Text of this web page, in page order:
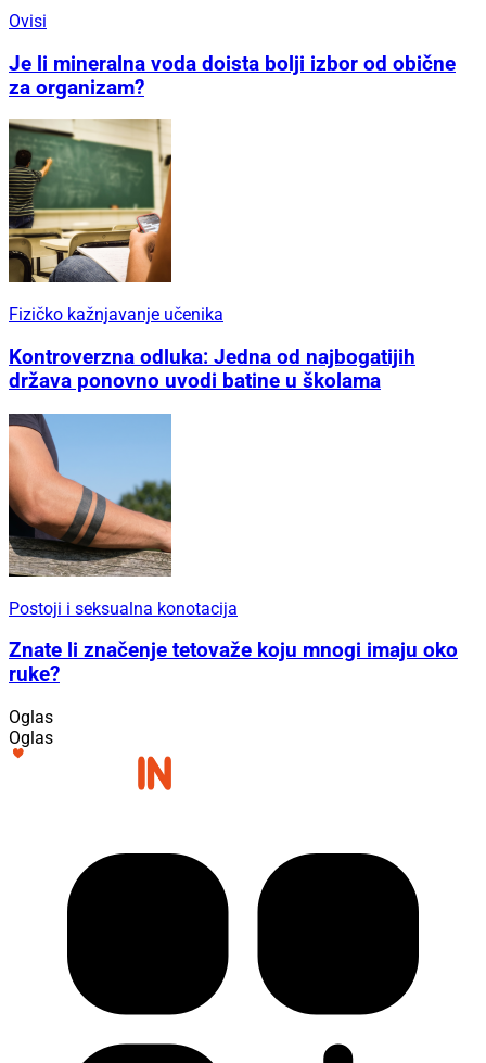
Ovisi
Je li mineralna voda doista bolji izbor od obične
za organizam?
Fizičko kažnjavanje učenika
Kontroverzna odluka: Jedna od najbogatijih
država ponovno uvodi batine u školama
Postoji i seksualna konotacija
Znate li značenje tetovaže koju mnogi imaju oko
ruke?
Oglas
Oglas